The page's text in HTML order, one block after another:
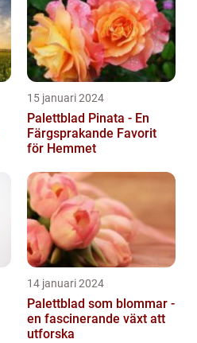
15 januari 2024
Palettblad Pinata - En
Färgsprakande Favorit
för Hemmet
14 januari 2024
Palettblad som blommar -
en fascinerande växt att
utforska